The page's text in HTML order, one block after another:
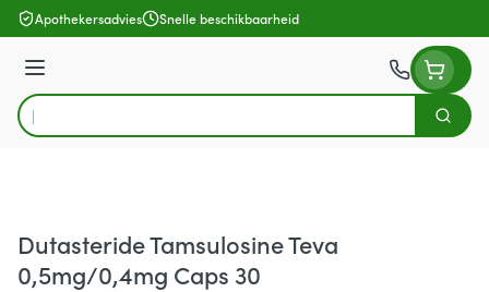
Ga naar de inhoud
Apothekersadvies Snelle beschikbaarheid
Menu
Product, merk, categorie...
Zoek
Dutasteride Tamsulosine Teva
0,5mg/0,4mg Caps 30